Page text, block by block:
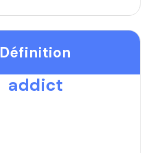
Définition
addict